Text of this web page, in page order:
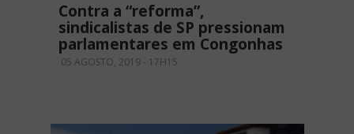
Contra a “reforma”,
sindicalistas de SP pressionam
parlamentares em Congonhas
05 AGOSTO, 2019 - 17H15